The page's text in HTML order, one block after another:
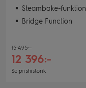
Steambake-funktion
Bridge Function
15 495:-
12 396:-
Se prishistorik